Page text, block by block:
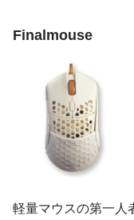
Finalmouse
軽量マウスの第一人